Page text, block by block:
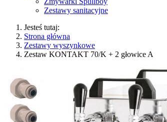
Zestawy sanitacyjne
Jesteś tutaj:
Strona główna
Zestawy wyszynkowe
Zestaw KONTAKT 70/K + 2 głowice A